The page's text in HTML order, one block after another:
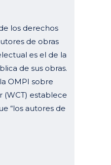
los derechos
de obras
es el de la
de sus obras.
OMPI sobre
(WCT) establece
“los autores de